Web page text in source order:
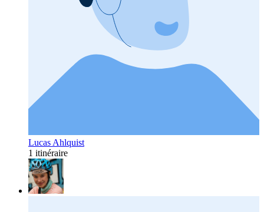
Lucas Ahlquist
1 itinéraire